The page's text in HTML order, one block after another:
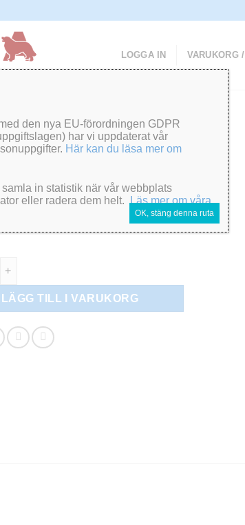
LOGGA IN VARUKORG /
BARF Nötlunga i
Nötlunga i bit, 10 kg mängd
LÄGG TILL I VARUKORG
den nya EU-förordningen GDPR
har vi uppdaterat vår
Här kan du läsa mer om
in statistik när vår webbplats
eller radera dem helt.Läs mer om våra
OK, stäng denna ruta